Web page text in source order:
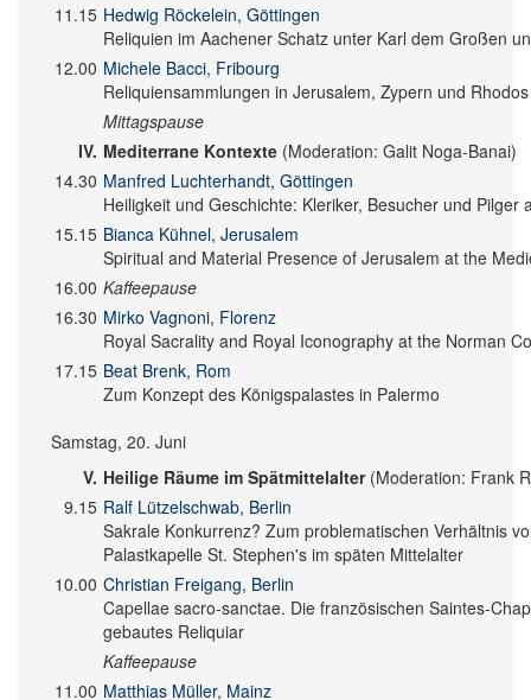
11.15 Hedwig Röckelein, Göttingen
Reliquien im Aachener Schatz unter Karl dem Großen
12.00 Michele Bacci, Fribourg
Reliquiensammlungen in Jerusalem, Zypern und
Mittagspause
IV. Mediterrane Kontexte (Moderation: Galit Noga-Banai)
14.30 Manfred Luchterhandt, Göttingen
Heiligkeit und Geschichte: Kleriker, Besucher und Pilger
15.15 Bianca Kühnel, Jerusalem
Spiritual and Material Presence of Jerusalem at the
16.00 Kaffeepause
16.30 Mirko Vagnoni, Florenz
Royal Sacrality and Royal Iconography at the Norman
17.15 Beat Brenk, Rom
Zum Konzept des Königspalastes in Palermo
Samstag, 20. Juni
V. Heilige Räume im Spätmittelalter(Moderation: Frank
9.15 Ralf Lützelschwab, Berlin
Sakrale Konkurrenz? Zum problematischen Verhältnis
Palastkapelle St. Stephen's im späten Mittelalter
10.00 Christian Freigang, Berlin
Capellae sacro-sanctae. Die französischen Saintes-
gebautes Reliquiar
Kaffeepause
11.00 Matthias Müller, Mainz